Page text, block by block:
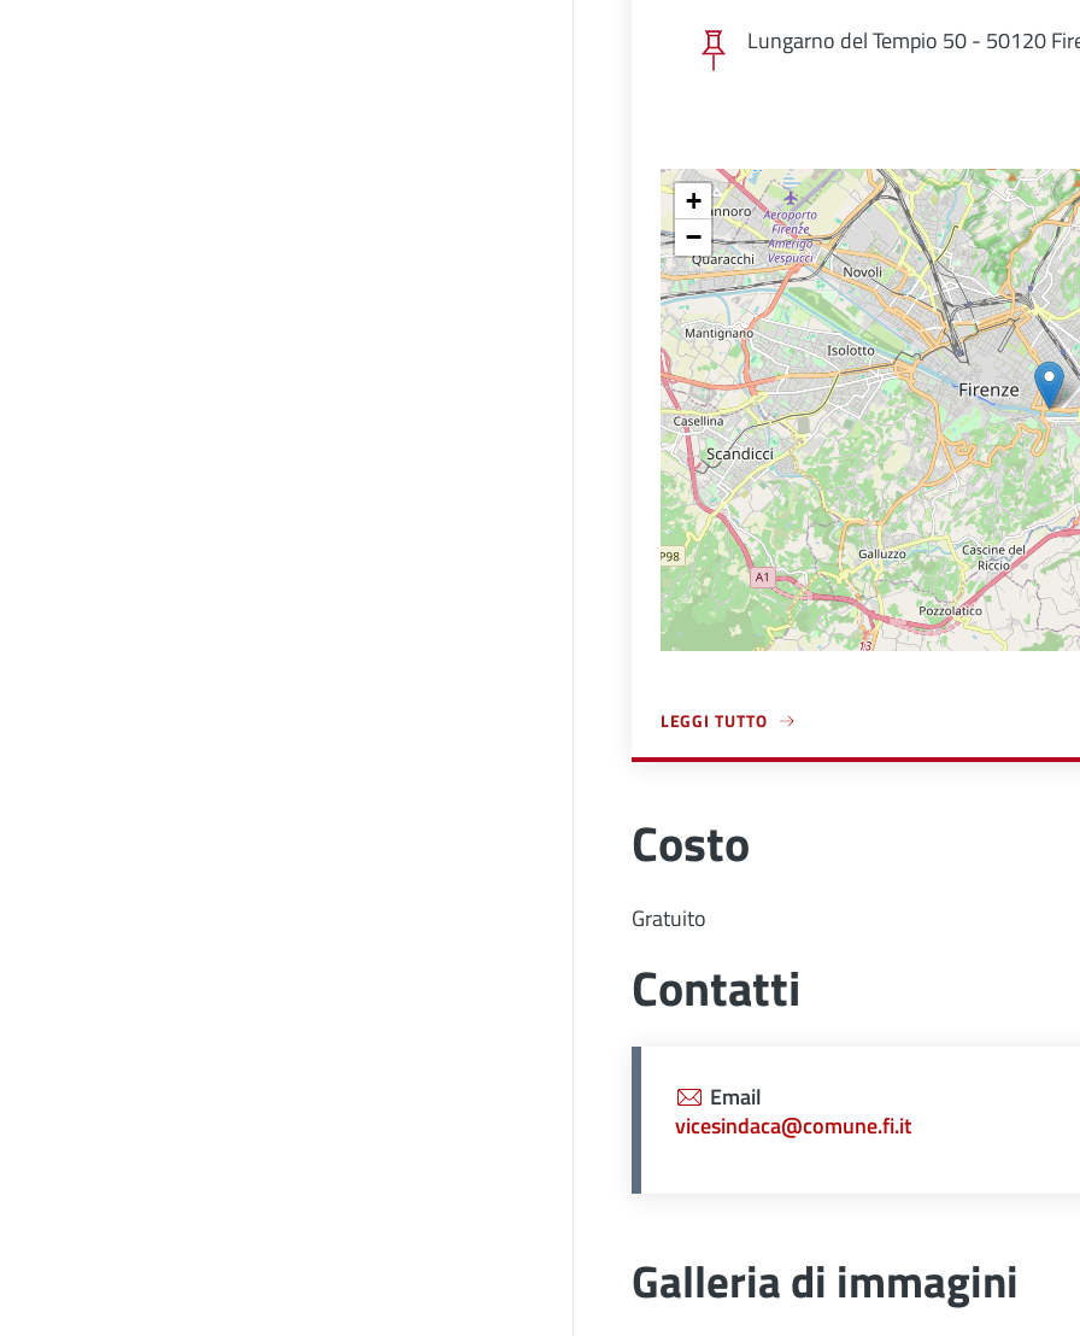
Lungarno del Tempio 50 - 50120
+
−
LEGGI TUTTO
A PROPOSITO DI GIARDINO ANTONINO
Costo
Gratuito
Contatti
Email
vicesindaca@comune.fi.it
Galleria di immagini